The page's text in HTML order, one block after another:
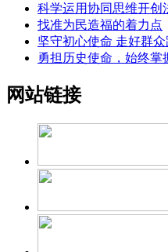
科学运用协同思维开创
找准为民造福的着力点
坚守初心使命 走好群
勇担历史使命，始终掌
网站链接